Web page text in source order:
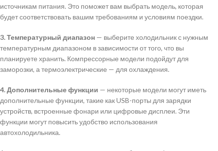
источникам питания. Это поможет вам выбрать модель, которая
будет соответствовать вашим требованиям и условиям поездки.
3. Температурный диапазон — выберите холодильник с нужным
температурным диапазоном в зависимости от того, что вы
планируете хранить. Компрессорные модели подойдут для
заморозки, а термоэлектрические — для охлаждения.
4. Дополнительные функции — некоторые модели могут иметь
дополнительные функции, такие как USB-порты для зарядки
устройств, встроенные фонари или цифровые дисплеи. Эти
функции могут повысить удобство использования
автохолодильника.